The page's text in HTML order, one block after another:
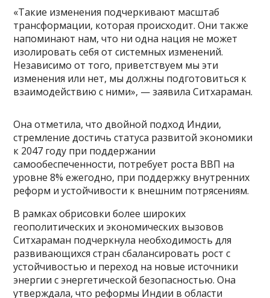
«Такие изменения подчеркивают масштаб
трансформации, которая происходит. Они также
напоминают нам, что ни одна нация не может
изолировать себя от системных изменений.
Независимо от того, приветствуем мы эти
изменения или нет, мы должны подготовиться к
взаимодействию с ними», — заявила Ситхараман.
Она отметила, что двойной подход Индии,
стремление достичь статуса развитой экономики
к 2047 году при поддержании
самообеспеченности, потребует роста ВВП на
уровне 8% ежегодно, при поддержку внутренних
реформ и устойчивости к внешним потрясениям.
В рамках обрисовки более широких
геополитических и экономических вызовов
Ситхараман подчеркнула необходимость для
развивающихся стран сбалансировать рост с
устойчивостью и переход на новые источники
энергии с энергетической безопасностью. Она
утверждала, что реформы Индии в области